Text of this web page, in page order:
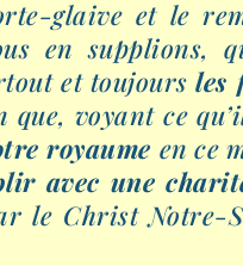
​glaive et le
en sup­plions,
et tou­joursles
que, voyant ce
royaume en ce
avec une
le Christ Notre-​